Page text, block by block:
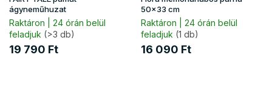
ágyneműhuzat
Raktáron | 24 órán belül
feladjuk (>3 db)
19 790 Ft
50x33 cm
Raktáron | 24 órán belül
feladjuk (1 db)
16 090 Ft